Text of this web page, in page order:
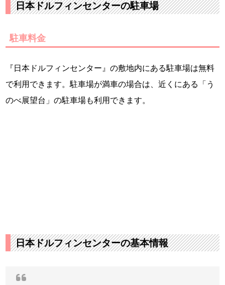
日本ドルフィンセンターの駐車場
駐車料金
『日本ドルフィンセンター』の敷地内にある駐車場は無料
で利用できます。駐車場が満車の場合は、近くにある「う
のべ展望台」の駐車場も利用できます。
日本ドルフィンセンターの基本情報